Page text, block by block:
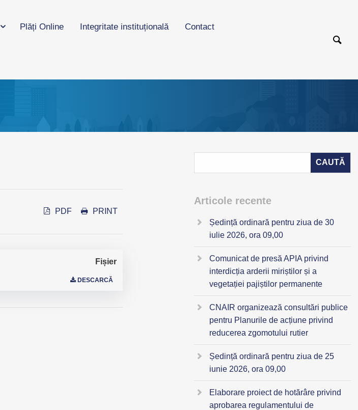
Plăți Online Integritate instituțională Contact
PDF PRINT
Fișier
DESCARCĂ
Articole recente
Ședință ordinară pentru ziua de 30
iulie 2026, ora 09,00
Comunicat de presă APIA privind
interdicția arderii miriștilor și a
vegetației pajiștilor permanente
CNAIR organizează consultări publice
pentru Planurile de acțiune privind
reducerea zgomotului rutier
Ședință ordinară pentru ziua de 25
iunie 2026, ora 09,00
Elaborare proiect de hotărâre privind
aprobarea regulamentului de